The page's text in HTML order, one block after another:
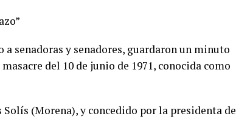
senadoras y senadores, guardaron un minuto
del 10 de junio de 1971, conocida como
(Morena), y concedido por la presidenta de